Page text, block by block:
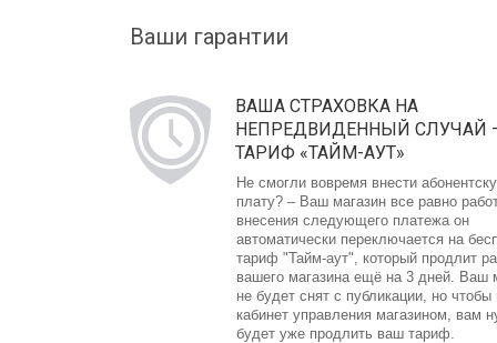
Ваши гарантии
ВАША СТРАХОВКА НА
НЕПРЕДВИДЕННЫЙ СЛУЧАЙ
ТАРИФ «ТАЙМ-АУТ»
Не смогли вовремя внести
плату? – Ваш магазин все равно
внесения следующего платежа он
автоматически переключается на
тариф "Тайм-аут", который продлит
вашего магазина ещё на 3 дней. Ваш
не будет снят с публикации, но чтобы
кабинет управления магазином, вам
будет уже продлить ваш тариф.